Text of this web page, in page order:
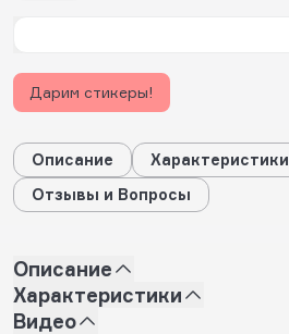
Дарим стикеры!
Описание Характеристики
Отзывы и Вопросы
Описание
Характеристики
Видео